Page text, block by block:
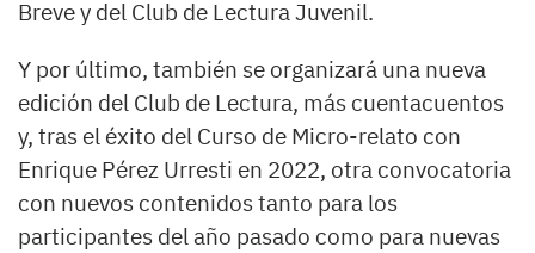
Breve y del Club de Lectura Juvenil.
Y por último, también se organizará una nueva
edición del Club de Lectura, más cuentacuentos
y, tras el éxito del Curso de Micro-relato con
Enrique Pérez Urresti en 2022, otra convocatoria
con nuevos contenidos tanto para los
participantes del año pasado como para nuevas